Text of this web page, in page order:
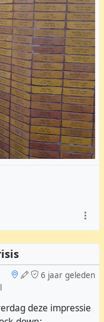
uit naar de
6 jaar geleden
deze impressie